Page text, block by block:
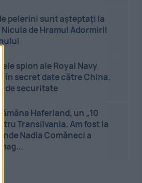
pelerini sunt așteptați la
de Hramul Adormirii
spion ale Royal Navy
în secret date către China.
de securitate
Haferland, un „10
Transilvania. Am fost la
Nadia Comăneci a